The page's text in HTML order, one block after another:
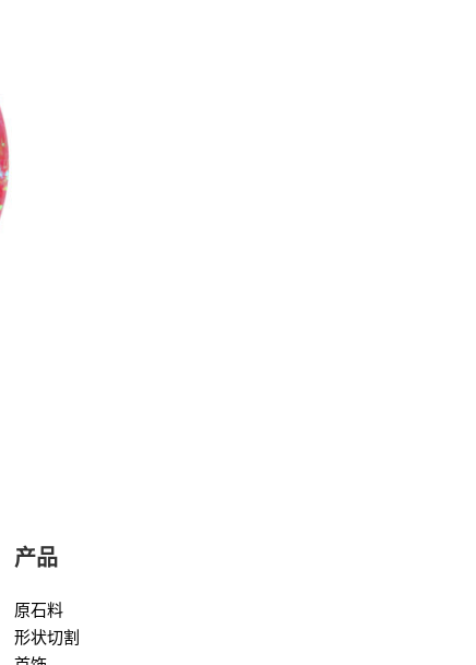
产品
原石料
形状切割